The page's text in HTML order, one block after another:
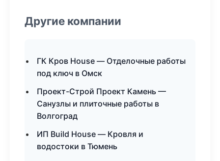
Другие компании
ГК Кров House — Отделочные работы
под ключ в Омск
Проект-Строй Проект Камень —
Санузлы и плиточные работы в
Волгоград
ИП Build House — Кровля и
водостоки в Тюмень